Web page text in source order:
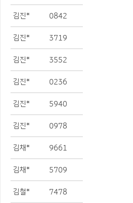
김진* 0842
김진* 3719
김진* 3552
김진* 0236
김진* 5940
김진* 0978
김채* 9661
김채* 5709
김철* 7478